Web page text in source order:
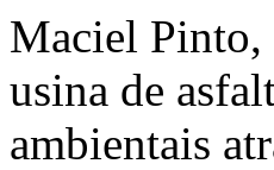
Maciel Pinto,
usina de
ambientais